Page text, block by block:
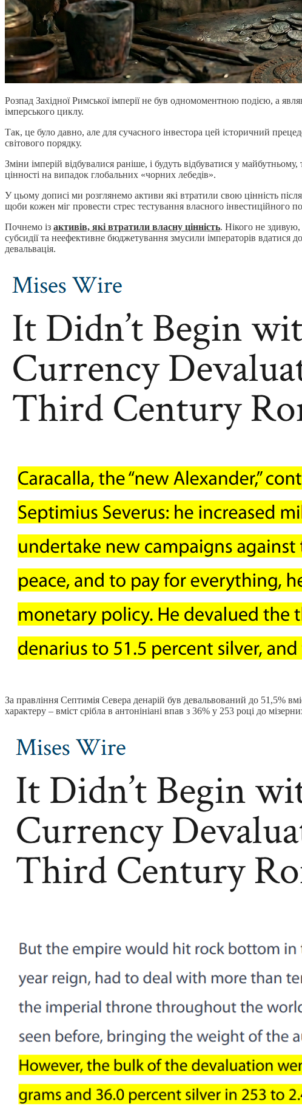
Розпад Західної Римської імперії не був одномоментною подією, а
імперського циклу.
Так, це було давно, але для сучасного інвестора цей історичний
світового порядку.
Зміни імперій відбувалися раніше, і будуть відбуватися у
цінності на випадок глобальних «чорних лебедів».
У цьому дописі ми розглянемо активи які втратили свою цінність
щоби кожен міг провести стрес тестування власного інвестиційного
Почнемо із активів, які втратили власну цінність. Нікого не
субсидії та неефективне бюджетування змусили імператорів вдатися
девальвація.
За правління Септимія Севера денарій був девальвований до 51,5%
характеру – вміст срібла в антонініані впав з 36% у 253 році до